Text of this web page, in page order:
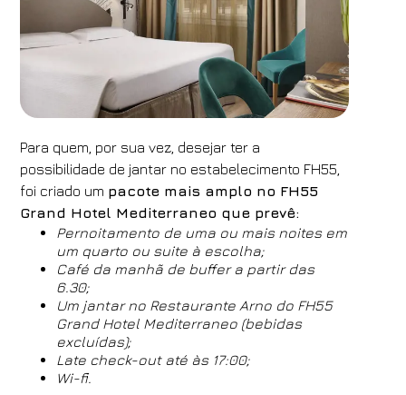
Para quem, por sua vez, desejar ter a
possibilidade de jantar no estabelecimento FH55,
foi criado um pacote mais amplo no FH55
Grand Hotel Mediterraneo que prevê:
Pernoitamento de uma ou mais noites em
um quarto ou suite à escolha;
Café da manhã de buffer a partir das
6.30;
Um jantar no Restaurante Arno do FH55
Grand Hotel Mediterraneo (bebidas
excluídas);
Late check-out até às 17:00;
Wi-fi.